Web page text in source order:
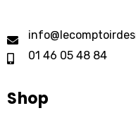
01 46 05 48 84
Shop